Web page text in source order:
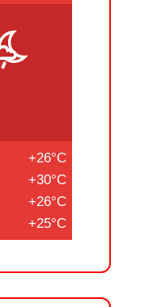
+26°C
+30°C
+26°C
+25°C